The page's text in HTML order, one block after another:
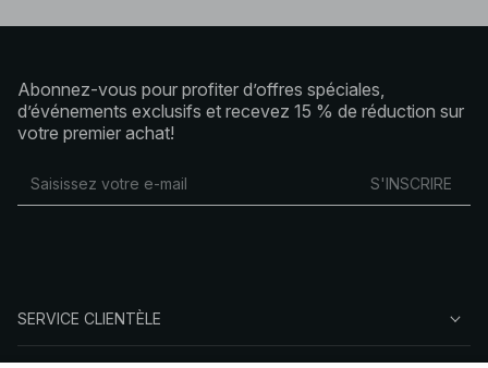
Abonnez-vous pour profiter d’offres spéciales,
d’événements exclusifs et recevez 15 % de réduction sur
votre premier achat!
S'INSCRIRE
SERVICE CLIENTÈLE